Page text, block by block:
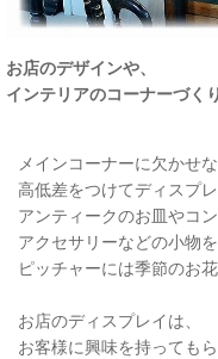
お店のデザインや、
インテリアのコーナーづく
メインコーナーに欠かせ
高低差をつけてディスプ
アンティークのお皿やコン
アクセサリーなどの小物を
ピッチャーには季節のお
お店のディスプレイは、
お客様に興味を持っても